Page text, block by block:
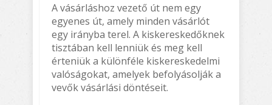
A vásárláshoz vezető út nem egy
egyenes út, amely minden vásárlót
egy irányba terel. A kiskereskedőknek
tisztában kell lenniük és meg kell
érteniük a különféle kiskereskedelmi
valóságokat, amelyek befolyásolják a
vevők vásárlási döntéseit.